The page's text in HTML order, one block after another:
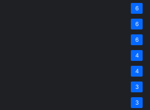
6
6
6
4
4
3
3